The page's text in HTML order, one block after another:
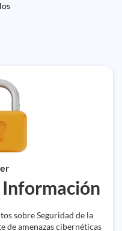
Información
sobre Seguridad de la
de amenazas cibernéticas